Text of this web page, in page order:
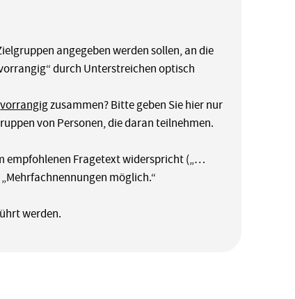
angegeben werden sollen, an die
durch Unterstreichen optisch
vorrangigzusammen? Bitte geben Sie hier nur
von Personen, die daran teilnehmen.
empfohlenen Fragetext widerspricht („…
möglich.“
werden.